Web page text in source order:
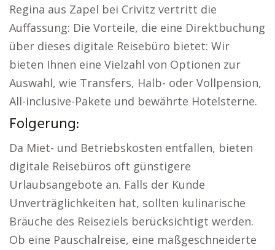
Regina aus Zapel bei Crivitz vertritt die
Auffassung: Die Vorteile, die eine Direktbuchung
über dieses digitale Reisebüro bietet: Wir
bieten Ihnen eine Vielzahl von Optionen zur
Auswahl, wie Transfers, Halb- oder Vollpension,
All-inclusive-Pakete und bewährte Hotelsterne.
Folgerung:
Da Miet- und Betriebskosten entfallen, bieten
digitale Reisebüros oft günstigere
Urlaubsangebote an. Falls der Kunde
Unverträglichkeiten hat, sollten kulinarische
Bräuche des Reiseziels berücksichtigt werden.
Ob eine Pauschalreise, eine maßgeschneiderte